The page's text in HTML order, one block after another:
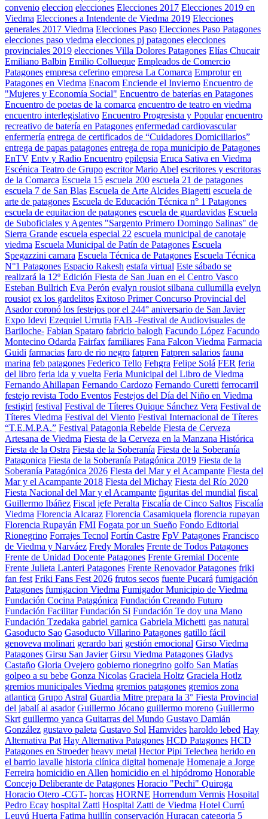
convenio eleccion elecciones Elecciones 2017 Elecciones 2019 en
Viedma Elecciones a Intendente de Viedma 2019 Elecciones
generales 2017 Viedma Elecciones Paso Elecciones Paso Patagones
elecciones paso viedma elecciones pj patagones elecciones
provinciales 2019 elecciones Villa Dolores Patagones Elías Chucair
Emiliano Balbin Emilio Collueque Empleados de Comercio
Patagones empresa ceferino empresa La Comarca Emprotur en
Patagones en Viedma Enacom Enciende el Invierno Encuentro de
"Mujeres y Economía Social" Encuentro de baterías en Patagones
Encuentro de poetas de la comarca encuentro de teatro en viedma
encuentro interlegislativo Encuentro Progresista y Popular encuentro
recreativo de batería en Patagones enfermedad cardiovascular
enfermería entrega de certificados de “Cuidadores Domiciliarios”
entrega de papas patagones entrega de ropa municipio de Patagones
EnTV Entv y Radio Encuentro epilepsia Eruca Sativa en Viedma
Escénica Teatro de Grupo escritor Mario Abel escritores y escritoras
de la Comarca Escuela 15 escuela 200 escuela 21 de patagones
escuela 7 de San Blas Escuela de Arte Alcides Biagetti escuela de
arte de patagones Escuela de Educación Técnica n° 1 Patagones
escuela de equitacion de patagones escuela de guardavidas Escuela
de Suboficiales y Agentes "Sargento Primero Domingo Salinas" de
Sierra Grande escuela especial 22 escuela municipal de canotaje
viedma Escuela Municipal de Patín de Patagones Escuela
Spegazzini camara Escuela Técnica de Patagones Escuela Técnica
N°1 Patagones Espacio Rakesh estafa virtual Este sábado se
realizará la 12º Edición Fiesta de San Juan en el Centro Vasco
Esteban Bullrich Eva Perón evalyn rousiot silbana cullumilla evelyn
rousiot ex los gardelitos Exitoso Primer Concurso Provincial del
Asador coronó los festejos por el 244° aniversario de San Javier
Expo Idevi Ezequiel Urrutia FAB -Festival de Audiovisuales de
Bariloche- Fabian Spataro fabricio balogh Facundo López Facundo
Montecino Odarda Fairfax familiares Fana Falcon Viedma Farmacia
Guidi farmacias faro de rio negro fatpren Fatpren salarios fauna
marina feb patagones Federico Tello Fehgra Felipe Solá FER feria
del libro feria ida y vuelta Feria Municipal del Libro de Viedma
Fernando Ahillapan Fernando Cardozo Fernando Curetti ferrocarril
festejo revista Todo Eventos Festejos del Día del Niño en Viedma
festigirl festival Festival de Títeres Quique Sánchez Vera Festival de
Títeres Viedma Festival del Viento Festival Internacional de Títeres
“T.E.M.P.A.” Festival Patagonia Rebelde Fiesta de Cerveza
Artesana de Viedma Fiesta de la Cerveza en la Manzana Histórica
Fiesta de la Ostra Fiesta de la Soberanía Fiesta de la Soberanía
Patagonica Fiesta de la Soberanía Patagónica 2019 Fiesta de la
Soberanía Patagónica 2026 Fiesta del Mar y el Acampante Fiesta del
Mar y el Acampante 2018 Fiesta del Michay Fiesta del Río 2020
Fiesta Nacional del Mar y el Acampante figuritas del mundial fiscal
Guillermo Ibáñez Fiscal jefe Peralta Fiscalía de Cinco Saltos Fiscalía
Viedma Florencia Alcaraz Florencia Casamiquela florencia rupayan
Florencia Rupayán FMI Fogata por un Sueño Fondo Editorial
Rionegrino Forrajes Tecnol Fortín Castre FpV Patagones Francisco
de Viedma y Narváez Fredy Morales Frente de Todos Patagones
Frente de Unidad Docente Patagones Frente Gremial Docente
Frente Julieta Lanteri Patagones Frente Renovador Patagones friki
fan fest Friki Fans Fest 2026 frutos secos fuente Pucará fumigación
Patagones fumigacion Viedma Fumigador Municipio de Viedma
Fundación Cocina Patagónica Fundación Creando Futuro
Fundación Facilitar Fundación Si Fundación Te doy una Mano
Fundación Tzedaka gabriel garnica Gabriela Michetti gas natural
Gasoducto Sao Gasoducto Villarino Patagones gatillo fácil
genoveva molinari gerardo bari gestión emocional Girso Viedma
Patagones Girsu San Javier Girsu Viedma Patagones Gladys
Castaño Gloria Ovejero gobierno rionegrino golfo San Matías
golpeo a su bebe Gonza Nicolas Graciela Holtz Graciela Hotlz
gremios municipales Viedma gremios patagones gremios zona
atlantica Grupo Astral Guardia Mitre prepara la 3° Fiesta Provincial
del jabalí al asador Guillermo Jócano guillermo moreno Guillermo
Skrt guillermo yanca Guitarras del Mundo Gustavo Damián
González gustavo paleta Gustavo Sol Hamvides haroldo lebed Hay
Alternativa Pat Hay Alternativa Patagones HCD Patagones HCD
Patagones en Stroeder heavy metal Hector Pipi Telechea herido en
el barrio lavalle historia clínica digital homenaje Homenaje a Jorge
Ferreira homicidio en Allen homicidio en el hipódromo Honorable
Concejo Deliberante de Patagones Horacio "Pechi" Quiroga
Horacio Otero -CGT- horcas HORNE Horrendum Vermis Hospital
Pedro Ecay hospital Zatti Hospital Zatti de Viedma Hotel Currú
Leuvú Huerta Fatima huillín conservación Huracan categoria 5